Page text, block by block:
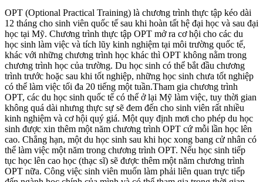
OPT (Optional Practical Training) là chương trình thực tập kéo dài
12 tháng cho sinh viên quốc tế sau khi hoàn tất hệ đại học và sau đại
học tại Mỹ. Chương trình thực tập OPT mở ra cơ hội cho các du
học sinh làm việc và tích lũy kinh nghiệm tại môi trường quốc tế,
khác với những chương trình học khác thì OPT không nằm trong
chương trình học của trường. Du học sinh có thể bắt đầu chương
trình trước hoặc sau khi tốt nghiệp, những học sinh chưa tốt nghiệp
có thể làm việc tối đa 20 tiếng một tuần.Tham gia chương trình
OPT, các du học sinh quốc tế có thể ở lại Mỹ làm việc, tuy thời gian
không quá dài nhưng thực sự sẽ đem đến cho sinh viên rất nhiều
kinh nghiệm và cơ hội quý giá. Một quy định mơi cho phép du học
sinh được xin thêm một năm chương trình OPT cứ mỗi lần học lên
cao. Chẳng hạn, một du học sinh sau khi học xong bang cử nhân có
thể làm việc một năm trong chương trình OPT. Nếu học sinh tiếp
tục học lên cao học (thạc sĩ) sẽ được thêm một năm chương trình
OPT nữa. Công việc sinh viên muốn làm phải liên quan trực tiếp